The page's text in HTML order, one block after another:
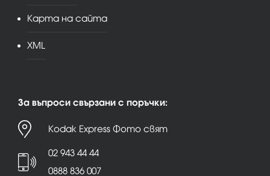
Карта на сайта
XML
За въпроси свързани с поръчки:
Kodak Express Фото свят
02 943 44 44
0888 836 007